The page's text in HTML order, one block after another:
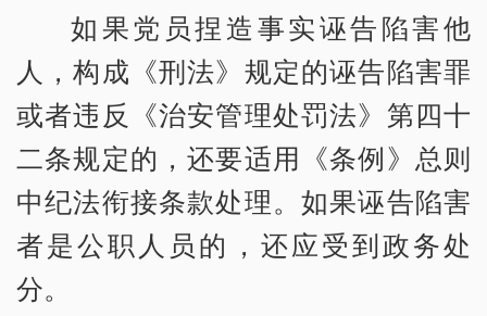
如果党员捏造事实诬告陷害他
人，构成《刑法》规定的诬告陷害罪
或者违反《治安管理处罚法》第四十
二条规定的，还要适用《条例》总则
中纪法衔接条款处理。如果诬告陷害
者是公职人员的，还应受到政务处
分。